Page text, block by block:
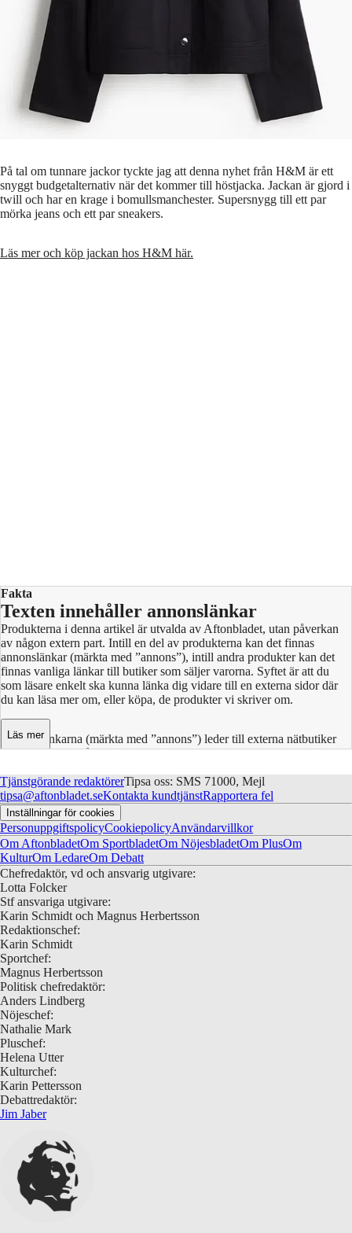
På tal om tunnare jackor tyckte jag att denna nyhet från H&M är ett
snyggt budgetalternativ när det kommer till höstjacka. Jackan är gjord i
twill och har en krage i bomullsmanchester. Supersnygg till ett par
mörka jeans och ett par sneakers.
Läs mer och köp jackan hos H&M här.
Fakta
Texten innehåller annonslänkar
Produkterna i denna artikel är utvalda av Aftonbladet, utan påverkan
av någon extern part. Intill en del av produkterna kan det finnas
annonslänkar (märkta med ”annons”), intill andra produkter kan det
finnas vanliga länkar till butiker som säljer varorna. Syftet är att du
som läsare enkelt ska kunna länka dig vidare till en externa sidor där
du kan läsa mer om, eller köpa, de produkter vi skriver om.
Annonslänkarna (märkta med ”annons”) leder till externa nätbutiker
där Aftonbladet får en provision vid en transaktion. Intäkterna bidrar
samhälls­granskande roll påverkas inte av detta innehåll. Bild och video
kommer från producenten. Aftonbladets redaktion arbetar enbart på
uppdrag av läsarna och vår trovärdighet är avgörande för att vi ska
vara intressanta och relevanta.
Läs mer
Tjänstgörande redaktörerTipsa oss: SMS 71000, Mejl
tipsa@aftonbladet.seKontakta kundtjänstRapportera fel
Inställningar för cookies
PersonuppgiftspolicyCookiepolicyAnvändarvillkor
Om AftonbladetOm SportbladetOm NöjesbladetOm PlusOm
KulturOm LedareOm Debatt
Chefredaktör, vd och ansvarig utgivare:
Lotta Folcker
Stf ansvariga utgivare:
Karin Schmidt och Magnus Herbertsson
Redaktionschef:
Karin Schmidt
Sportchef:
Magnus Herbertsson
Politisk chefredaktör:
Anders Lindberg
Nöjeschef:
Nathalie Mark
Pluschef:
Helena Utter
Kulturchef:
Karin Pettersson
Debattredaktör:
Jim Jaber